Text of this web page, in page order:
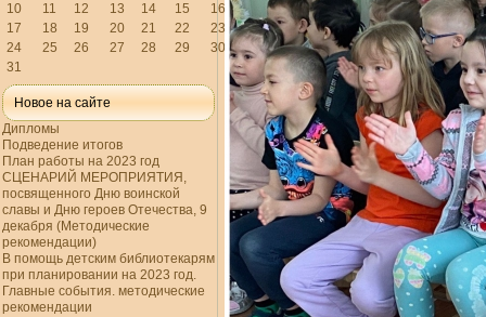
10
11 12 13 14 15
16
17
18 19 20 21 22
23
24
25 26 27 28 29
30
31
Новое на сайте
Дипломы
Подведение итогов
План работы на 2023 год
СЦЕНАРИЙ МЕРОПРИЯТИЯ,
посвященного Дню воинской
славы и Дню героев Отечества, 9
декабря (Методические
рекомендации)
В помощь детским библиотекарям
при планировании на 2023 год.
Главные события. методические
рекомендации